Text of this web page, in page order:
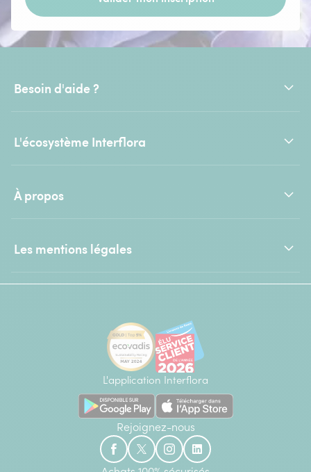
Besoin d'aide ?
L'écosystème Interflora
À propos
Les mentions légales
L'application Interflora
Rejoignez-nous